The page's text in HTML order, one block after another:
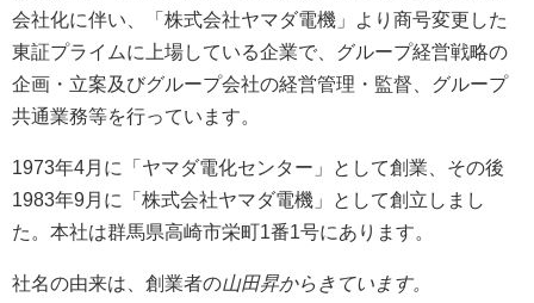
会社化に伴い、「株式会社ヤマダ電機」より商号変更した
東証プライムに上場している企業で、グループ経営戦略の
企画・立案及びグループ会社の経営管理・監督、グループ
共通業務等を行っています。
1973年4月に「ヤマダ電化センター」として創業、その後
1983年9月に「株式会社ヤマダ電機」として創立しまし
た。本社は群馬県高崎市栄町1番1号にあります。
社名の由来は、創業者の山田昇からきています。